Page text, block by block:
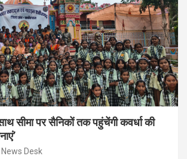
सीमा पर सैनिकों तक पहुंचेंगी कवर्धा की
News Desk